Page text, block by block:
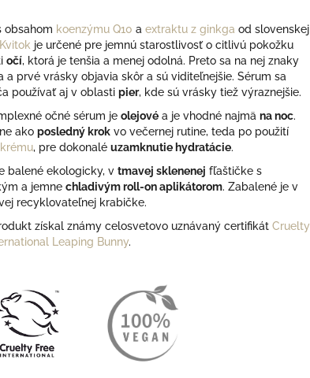
obsahom koenzýmu Q10 a extraktu z ginkga od slovenskej
Kvitok je určené pre jemnú starostlivosť o citlivú pokožku
očí, ktorá je tenšia a menej odolná. Preto sa na nej znaky
a prvé vrásky objavia skôr a sú viditeľnejšie. Sérum sa
používať aj v oblasti pier, kde sú vrásky tiež výraznejšie.
očné sérum je olejové a je vhodné najmä na noc.
ako posledný krok vo večernej rutine, teda po použití
, pre dokonalé uzamknutie hydratácie.
balené ekologicky, v tmavej sklenenej fľaštičke s
a jemne chladivým roll-on aplikátorom. Zabalené je v
recyklovateľnej krabičke.
získal známy celosvetovo uznávaný certifikát Cruelty
Leaping Bunny.